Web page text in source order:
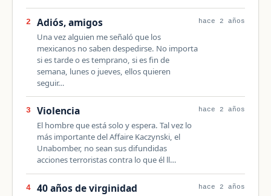
2 Adiós, amigos
Una vez alguien me señaló que los
mexicanos no saben despedirse. No importa
si es tarde o es temprano, si es fin de
semana, lunes o jueves, ellos quieren
seguir…
hace 2 años
3 Violencia
El hombre que está solo y espera. Tal vez lo
más importante del Affaire Kaczynski, el
Unabomber, no sean sus difundidas
acciones terroristas contra lo que él ll…
hace 2 años
4 40 años de virginidad hace 2 años